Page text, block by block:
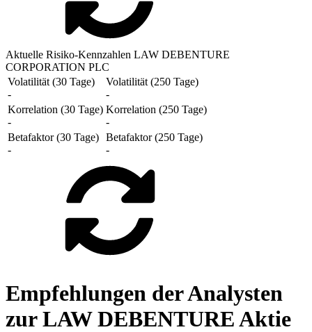
Aktuelle Risiko-Kennzahlen LAW DEBENTURE
CORPORATION PLC
Volatilität (30 Tage)
-
Volatilität (250 Tage)
-
Korrelation (30 Tage)
-
Korrelation (250 Tage)
-
Betafaktor (30 Tage)
-
Betafaktor (250 Tage)
-
Empfehlungen der Analysten
zur LAW DEBENTURE Aktie